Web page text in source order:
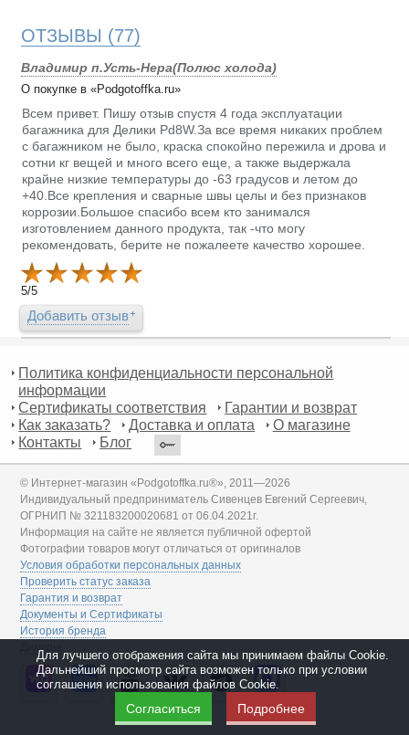
ОТЗЫВЫ (77)
Владимир п.Усть-Нера(Полюс холода)
О покупке в «Podgotoffka.ru»
Всем привет. Пишу отзыв спустя 4 года эксплуатации
багажника для Делики Pd8W.За все время никаких проблем
с багажником не было, краска спокойно пережила и дрова и
сотни кг вещей и много всего еще, а также выдержала
крайне низкие температуры до -63 градусов и летом до
+40.Все крепления и сварные швы целы и без признаков
коррозии.Большое спасибо всем кто занимался
изготовлением данного продукта, так -что могу
рекомендовать, берите не пожалеете качество хорошее.
5/5
Добавить отзыв
Политика конфиденциальности персональной
информации
Сертификаты соответствия
Гарантии и возврат
Как заказать?
Доставка и оплата
О магазине
Контакты
Блог
© Интернет-магазин «Podgotoffka.ru®», 2011—2026
Индивидуальный предприниматель Сивенцев Евгений Сергеевич,
ОГРНИП № 321183200020681 от 06.04.2021г.
Информация на сайте не является публичной офертой
Фотографии товаров могут отличаться от оригиналов
Условия обработки персональных данных
Проверить статус заказа
Гарантия и возврат
Документы и Сертификаты
История бренда
Дилеры
Для лучшего отображения сайта мы принимаем файлы Cookie.
Дальнейший просмотр сайта возможен только при условии
соглашения использования файлов Cookie.
Согласиться Подробнее